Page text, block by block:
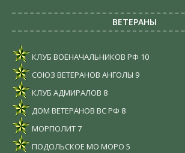
ВЕТЕРАНЫ
КЛУБ ВОЕНАЧАЛЬНИКОВ РФ 10
СОЮЗ ВЕТЕРАНОВ АНГОЛЫ 9
КЛУБ АДМИРАЛОВ 8
ДОМ ВЕТЕРАНОВ ВС РФ 8
МОРПОЛИТ7
ПОДОЛЬСКОЕ МО МОРО 5